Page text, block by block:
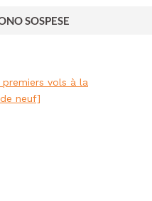
SOSPESE
premiers vols à la
neuf]